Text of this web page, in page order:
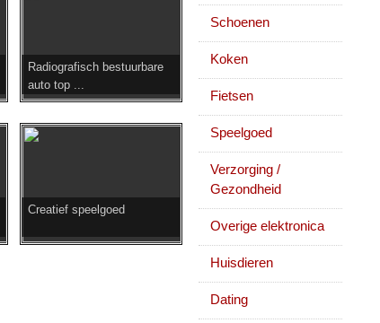
Radiografisch bestuurbare
auto top ...
Creatief speelgoed
Schoenen
Koken
Fietsen
Speelgoed
Verzorging /
Gezondheid
Overige elektronica
Huisdieren
Dating